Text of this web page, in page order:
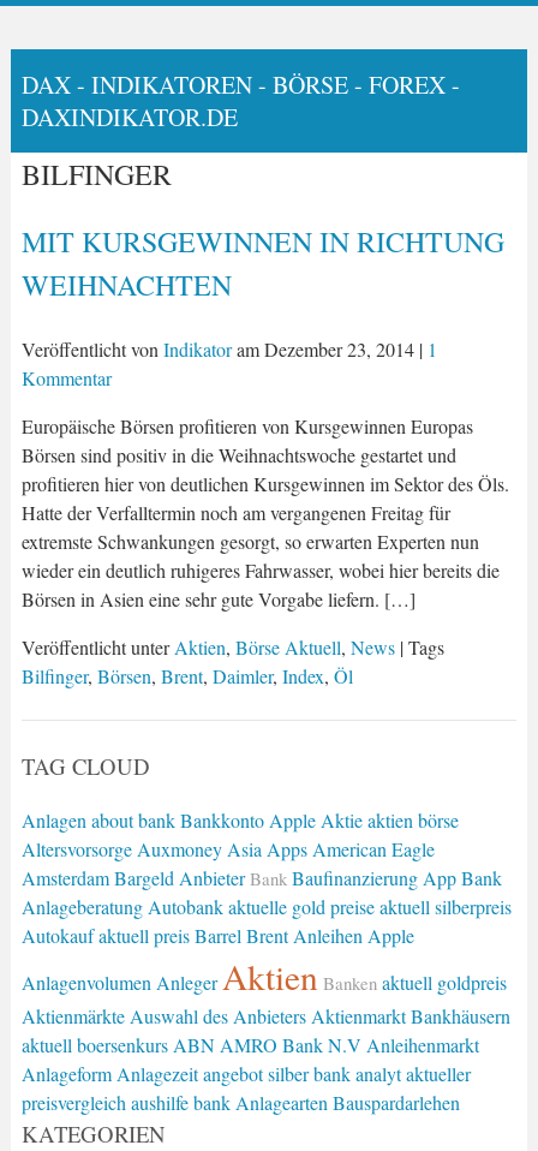
DAX - INDIKATOREN - BÖRSE - FOREX -
DAXINDIKATOR.DE
BILFINGER
MIT KURSGEWINNEN IN RICHTUNG
WEIHNACHTEN
Veröffentlicht von IndikatoramDezember 23, 2014| 1
Kommentar
Europäische Börsen profitieren von Kursgewinnen Europas
Börsen sind positiv in die Weihnachtswoche gestartet und
profitieren hier von deutlichen Kursgewinnen im Sektor des Öls.
Hatte der Verfalltermin noch am vergangenen Freitag für
extremste Schwankungen gesorgt, so erwarten Experten nun
wieder ein deutlich ruhigeres Fahrwasser, wobei hier bereits die
Börsen in Asien eine sehr gute Vorgabe liefern. […]
Veröffentlicht unterAktien, Börse Aktuell, News | Tags
Bilfinger, Börsen, Brent, Daimler, Index, Öl
TAG CLOUD
Anlagen about bank Bankkonto Apple Aktie aktien börse
Altersvorsorge Auxmoney Asia Apps American Eagle
Amsterdam Bargeld Anbieter Bank Baufinanzierung App Bank
Anlageberatung Autobank aktuelle gold preise aktuell silberpreis
Autokauf aktuell preis Barrel Brent Anleihen Apple
Anlagenvolumen Anleger Aktien Banken aktuell goldpreis
Aktienmärkte Auswahl des Anbieters Aktienmarkt Bankhäusern
aktuell boersenkurs ABN AMRO Bank N.V Anleihenmarkt
Anlageform Anlagezeit angebot silber bank analyt aktueller
preisvergleich aushilfe bank Anlagearten Bauspardarlehen
KATEGORIEN